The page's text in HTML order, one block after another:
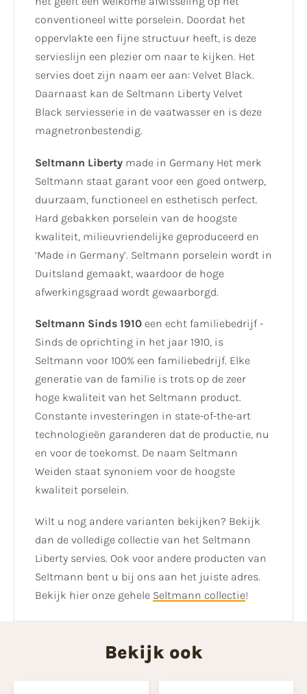
conventioneel witte porselein. Doordat het
oppervlakte een fijne structuur heeft, is deze
servieslijn een plezier om naar te kijken. Het
servies doet zijn naam eer aan: Velvet Black.
Daarnaast kan de Seltmann Liberty Velvet
Black serviesserie in de vaatwasser en is deze
magnetronbestendig.
Seltmann Liberty made in Germany Het merk
Seltmann staat garant voor een goed ontwerp,
duurzaam, functioneel en esthetisch perfect.
Hard gebakken porselein van de hoogste
kwaliteit, milieuvriendelijke geproduceerd en
‘Made in Germany’. Seltmann porselein wordt in
Duitsland gemaakt, waardoor de hoge
afwerkingsgraad wordt gewaarborgd.
Seltmann Sinds 1910 een echt familiebedrijf -
Sinds de oprichting in het jaar 1910, is
Seltmann voor 100% een familiebedrijf. Elke
generatie van de familie is trots op de zeer
hoge kwaliteit van het Seltmann product.
Constante investeringen in state-of-the-art
technologieën garanderen dat de productie, nu
en voor de toekomst. De naam Seltmann
Weiden staat synoniem voor de hoogste
kwaliteit porselein.
Wilt u nog andere varianten bekijken? Bekijk
dan de volledige collectie van het Seltmann
Liberty servies. Ook voor andere producten van
Seltmann bent u bij ons aan het juiste adres.
Bekijk hier onze gehele Seltmann collectie!
Bekijk ook